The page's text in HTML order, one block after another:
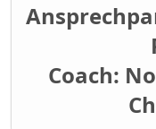
Coach: